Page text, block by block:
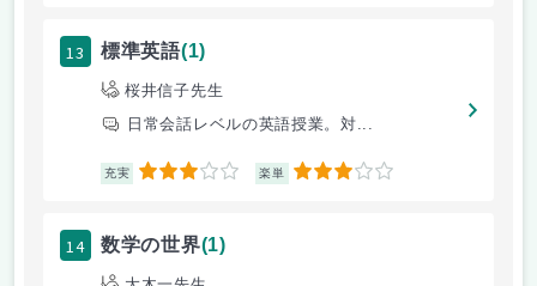
13 標準英語(1)
桜井信子先生
日常会話レベルの英語授業。対...
充実 3 楽単 3
14 数学の世界(1)